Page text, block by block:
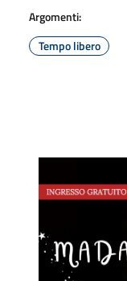
Argomenti:
Tempo libero